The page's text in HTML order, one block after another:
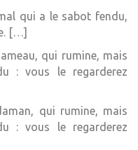
qui a le sabot fendu,
[…]
qui rumine, mais
: vous le regarderez
qui rumine, mais
: vous le regarderez